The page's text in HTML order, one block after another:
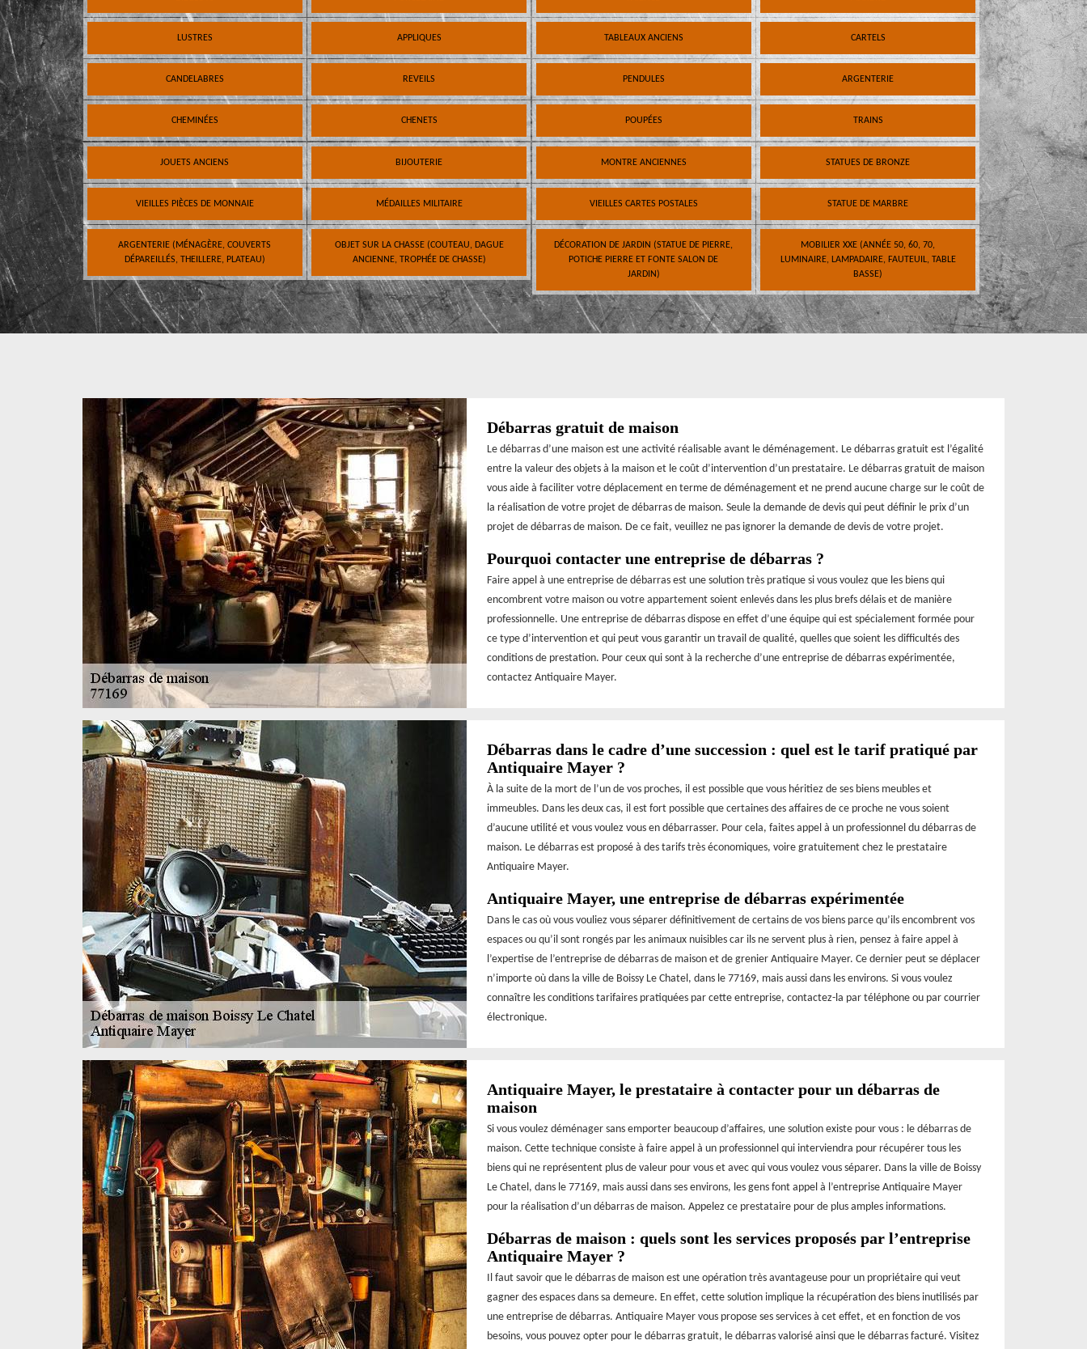
LUSTRES APPLIQUES TABLEAUX ANCIENS CARTELS
CANDELABRES REVEILS PENDULES ARGENTERIE
CHEMINÉES CHENETS POUPÉES TRAINS
JOUETS ANCIENS BIJOUTERIE MONTRE ANCIENNES STATUES DE BRONZE
VIEILLES PIÈCES DE MONNAIE MÉDAILLES MILITAIRE VIEILLES CARTES POSTALES STATUE DE MARBRE
ARGENTERIE (MÉNAGÈRE, COUVERTS
DÉPAREILLÉS, THEILLERE, PLATEAU)
OBJET SUR LA CHASSE (COUTEAU, DAGUE
ANCIENNE, TROPHÉE DE CHASSE)
DÉCORATION DE JARDIN (STATUE DE PIERRE,
POTICHE PIERRE ET FONTE SALON DE
JARDIN)
MOBILIER XXE (ANNÉE 50, 60, 70,
LUMINAIRE, LAMPADAIRE, FAUTEUIL, TABLE
BASSE)
Débarras gratuit de maison
Le débarras d’une maison est une activité réalisable avant le déménagement. Le débarras gratuit est l’égalité
entre la valeur des objets à la maison et le coût d’intervention d’un prestataire. Le débarras gratuit de maison
vous aide à faciliter votre déplacement en terme de déménagement et ne prend aucune charge sur le coût de
la réalisation de votre projet de débarras de maison. Seule la demande de devis qui peut définir le prix d’un
projet de débarras de maison. De ce fait, veuillez ne pas ignorer la demande de devis de votre projet.
Pourquoi contacter une entreprise de débarras ?
Faire appel à une entreprise de débarras est une solution très pratique si vous voulez que les biens qui
encombrent votre maison ou votre appartement soient enlevés dans les plus brefs délais et de manière
professionnelle. Une entreprise de débarras dispose en effet d’une équipe qui est spécialement formée pour
ce type d’intervention et qui peut vous garantir un travail de qualité, quelles que soient les difficultés des
conditions de prestation. Pour ceux qui sont à la recherche d’une entreprise de débarras expérimentée,
contactez Antiquaire Mayer.
Débarras dans le cadre d’une succession : quel est le tarif pratiqué par
Antiquaire Mayer ?
À la suite de la mort de l’un de vos proches, il est possible que vous héritiez de ses biens meubles et
immeubles. Dans les deux cas, il est fort possible que certaines des affaires de ce proche ne vous soient
d’aucune utilité et vous voulez vous en débarrasser. Pour cela, faites appel à un professionnel du débarras de
maison. Le débarras est proposé à des tarifs très économiques, voire gratuitement chez le prestataire
Antiquaire Mayer.
Antiquaire Mayer, une entreprise de débarras expérimentée
Dans le cas où vous vouliez vous séparer définitivement de certains de vos biens parce qu’ils encombrent vos
espaces ou qu’il sont rongés par les animaux nuisibles car ils ne servent plus à rien, pensez à faire appel à
l’expertise de l’entreprise de débarras de maison et de grenier Antiquaire Mayer. Ce dernier peut se déplacer
n’importe où dans la ville de Boissy Le Chatel, dans le 77169, mais aussi dans les environs. Si vous voulez
connaître les conditions tarifaires pratiquées par cette entreprise, contactez-la par téléphone ou par courrier
électronique.
Antiquaire Mayer, le prestataire à contacter pour un débarras de
maison
Si vous voulez déménager sans emporter beaucoup d’affaires, une solution existe pour vous : le débarras de
maison. Cette technique consiste à faire appel à un professionnel qui interviendra pour récupérer tous les
biens qui ne représentent plus de valeur pour vous et avec qui vous voulez vous séparer. Dans la ville de Boissy
Le Chatel, dans le 77169, mais aussi dans ses environs, les gens font appel à l’entreprise Antiquaire Mayer
pour la réalisation d’un débarras de maison. Appelez ce prestataire pour de plus amples informations.
Débarras de maison : quels sont les services proposés par l’entreprise
Antiquaire Mayer ?
Il faut savoir que le débarras de maison est une opération très avantageuse pour un propriétaire qui veut
gagner des espaces dans sa demeure. En effet, cette solution implique la récupération des biens inutilisés par
une entreprise de débarras. Antiquaire Mayer vous propose ses services à cet effet, et en fonction de vos
besoins, vous pouvez opter pour le débarras gratuit, le débarras valorisé ainsi que le débarras facturé. Visitez